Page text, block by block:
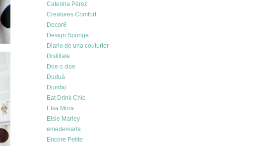
Caterina Pérez
Creatures Comfort
Decor8
Design Sponge
Diario de una couturier
Distillate
Doe·c·doe
Duduà
Dumbo
Eat Drink Chic
Elsa Mora
Elsie Marley
emedemarta
Encore Petite